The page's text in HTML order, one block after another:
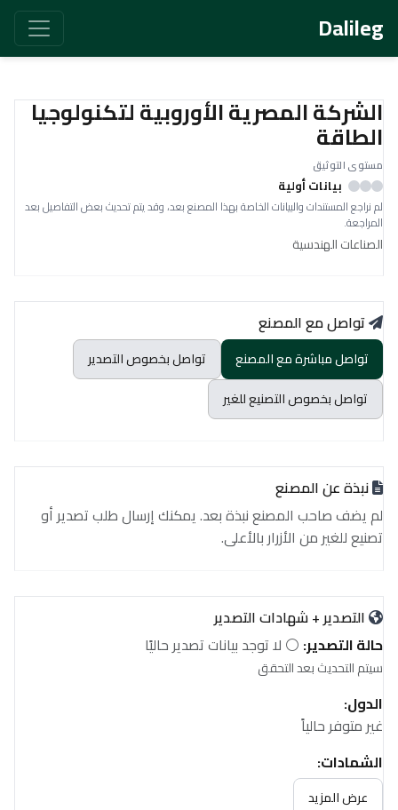
Dalileg
الشركة المصرية الأوروبية لتكنولوجيا
الطاقة
مستوى التوثيق
بيانات أولية
لم نراجع المستندات والبيانات الخاصة بهذا المصنع بعد، وقد يتم تحديث بعض التفاصيل بعد
المراجعة.
الصناعات الهندسية
تواصل مع المصنع
تواصل مباشرة مع المصنع
تواصل بخصوص التصدير
تواصل بخصوص التصنيع للغير
نبذة عن المصنع
لم يضف صاحب المصنع نبذة بعد. يمكنك إرسال طلب تصدير أو
تصنيع للغير من الأزرار بالأعلى.
التصدير + شهادات التصدير
حالة التصدير: ⚪ لا توجد بيانات تصدير حاليًا
سيتم التحديث بعد التحقق
الدول:
غير متوفر حالياً
الشهادات:
غير متوفر حالياً
عرض المزيد